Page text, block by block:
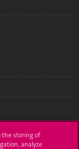
the storing of
analyze